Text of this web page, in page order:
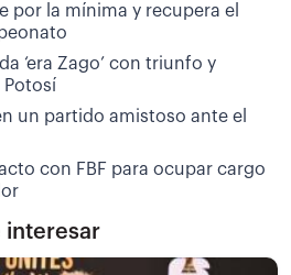
por la mínima y recupera el
‘era Zago’ con triunfo y
un partido amistoso ante el
con FBF para ocupar cargo
interesar